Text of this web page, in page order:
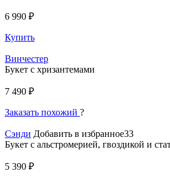
6 990 ₽
Купить
Винчестер
Букет с хризантемами
7 490 ₽
Заказать похожий ?
Сэнди Добавить в избранное33
Букет с альстромерией, гвоздикой и
5 390 ₽